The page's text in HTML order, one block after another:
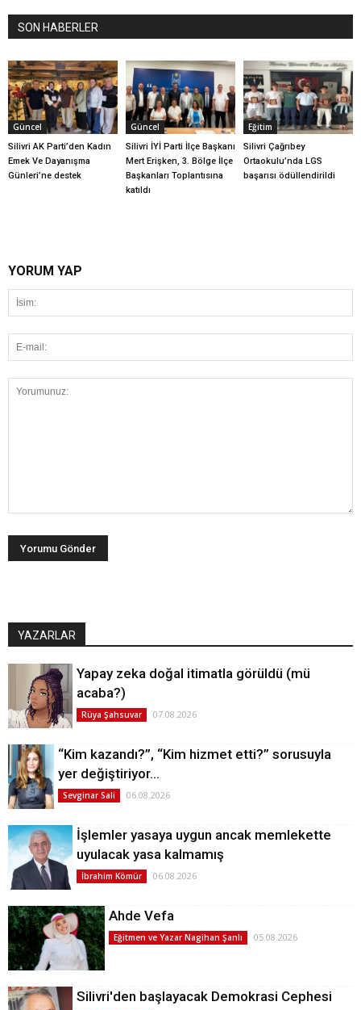
SON HABERLER
Güncel
Silivri AK Parti’den Kadın
Emek Ve Dayanışma
Günleri’ne destek
Güncel
Silivri İYİ Parti İlçe Başkanı
Mert Erişken, 3. Bölge İlçe
Başkanları Toplantısına
katıldı
Eğitim
Silivri Çağrıbey
Ortaokulu’nda LGS
başarısı ödüllendirildi
YORUM YAP
YAZARLAR
Yapay zeka doğal itimatla görüldü (mü
acaba?)
Rüya Şahsuvar 07.08.2026
“Kim kazandı?”, “Kim hizmet etti?” sorusuyla
yer değiştiriyor…
Sevginar Sali 06.08.2026
İşlemler yasaya uygun ancak memlekette
uyulacak yasa kalmamış
İbrahim Kömür 06.08.2026
Ahde Vefa
Eğitmen ve Yazar Nagihan Şanlı 05.08.2026
Silivri'den başlayacak Demokrasi Cephesi